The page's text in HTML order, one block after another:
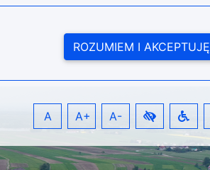
ROZUMIEM I AKCEPTUJĘ
A A+ A-